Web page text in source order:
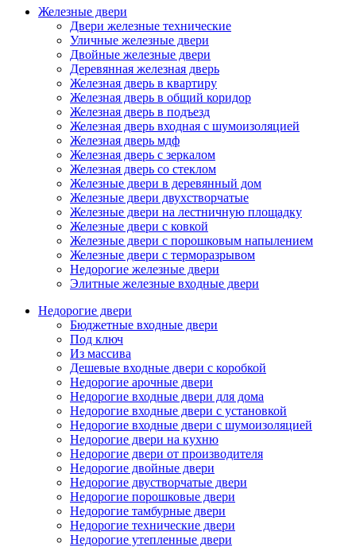
Железные двери
Двери железные технические
Уличные железные двери
Двойные железные двери
Деревянная железная дверь
Железная дверь в квартиру
Железная дверь в общий коридор
Железная дверь в подъезд
Железная дверь входная с шумоизоляцией
Железная дверь мдф
Железная дверь с зеркалом
Железная дверь со стеклом
Железные двери в деревянный дом
Железные двери двухстворчатые
Железные двери на лестничную площадку
Железные двери с ковкой
Железные двери с порошковым напылением
Железные двери с терморазрывом
Недорогие железные двери
Элитные железные входные двери
Недорогие двери
Бюджетные входные двери
Под ключ
Из массива
Дешевые входные двери с коробкой
Недорогие арочные двери
Недорогие входные двери для дома
Недорогие входные двери с установкой
Недорогие входные двери с шумоизоляцией
Недорогие двери на кухню
Недорогие двери от производителя
Недорогие двойные двери
Недорогие двустворчатые двери
Недорогие порошковые двери
Недорогие тамбурные двери
Недорогие технические двери
Недорогие утепленные двери